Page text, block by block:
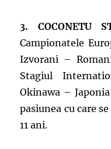
3.
Campionatele
Izvorani –
Stagiul
Okinawa –
pasiunea cu care
11 ani.